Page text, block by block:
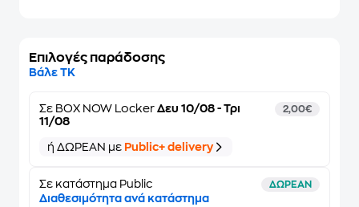
Επιλογές παράδοσης
Βάλε ΤΚ
Σε BOX NOW Locker Δευ 10/08 - Τρι
11/08
2,00€
ή ΔΩΡΕΑΝ με Public+ delivery
Σε κατάστημα Public ΔΩΡΕΑΝ
Διαθεσιμότητα ανά κατάστημα